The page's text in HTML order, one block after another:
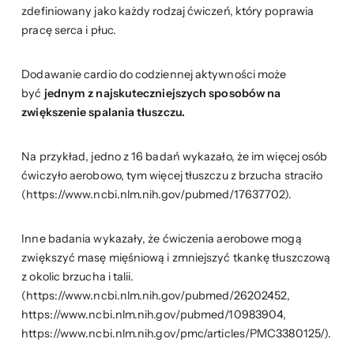
zdefiniowany jako każdy rodzaj ćwiczeń, który poprawia
pracę serca i płuc.
Dodawanie cardio do codziennej aktywności może
być jednym z najskuteczniejszych sposobów na
zwiększenie spalania tłuszczu.
Na przykład, jedno z 16 badań wykazało, że im więcej osób
ćwiczyło aerobowo, tym więcej tłuszczu z brzucha straciło
(https://www.ncbi.nlm.nih.gov/pubmed/17637702).
Inne badania wykazały, że ćwiczenia aerobowe mogą
zwiększyć masę mięśniową i zmniejszyć tkankę tłuszczową
z okolic brzucha i talii.
(https://www.ncbi.nlm.nih.gov/pubmed/26202452,
https://www.ncbi.nlm.nih.gov/pubmed/10983904,
https://www.ncbi.nlm.nih.gov/pmc/articles/PMC3380125/).